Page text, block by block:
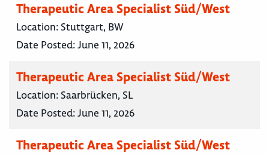
Therapeutic Area Specialist Süd/West
Location: Stuttgart, BW
Date Posted:June 11, 2026
Therapeutic Area Specialist Süd/West
Location: Saarbrücken, SL
Date Posted:June 11, 2026
Therapeutic Area Specialist Süd/West